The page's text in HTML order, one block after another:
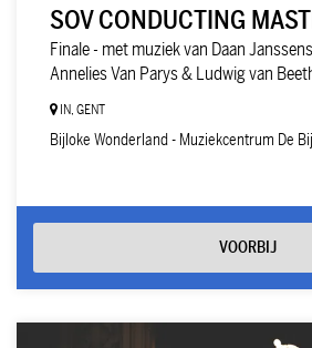
SOV CONDUCTING
Finale - met muziek van Daan
Annelies Van Parys & Ludwig van
IN, GENT
Bijloke Wonderland - Muziekcentrum De
VOORBIJ